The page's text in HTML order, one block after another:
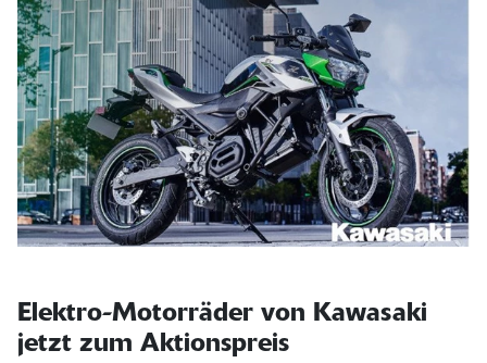
Elektro-Motorräder von Kawasaki
jetzt zum Aktionspreis